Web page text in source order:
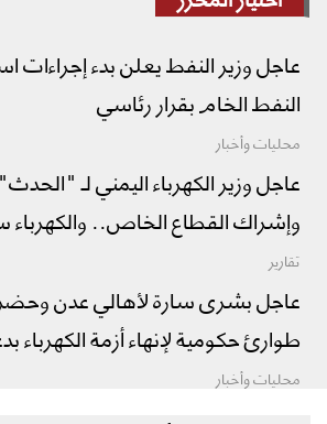
عاجل وزير النفط يعلن بدء إجراءات
النفط الخام بقرار رئاسي
محليات وأخبار
عاجل وزير الكهرباء اليمني لـ
وإشراك القطاع الخاص..
تقارير
عاجل بشرى سارة لأهالي عدن
طوارئ حكومية لإنهاء أزمة
محليات وأخبار